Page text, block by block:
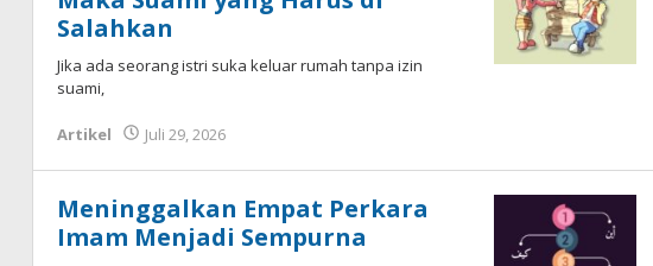
Salahkan
Jika ada seorang istri suka keluar rumah tanpa izin
suami,
Artikel Juli 29, 2026
Meninggalkan Empat Perkara
Imam Menjadi Sempurna